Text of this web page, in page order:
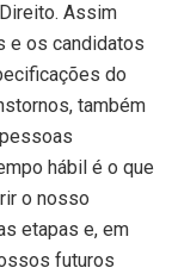
Assim
e os candidatos
do
também
hábil é o que
o nosso
etapas e, em
futuros